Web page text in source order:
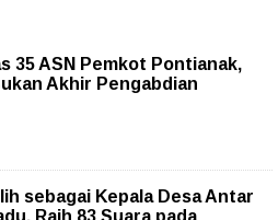
35 ASN Pemkot Pontianak,
Akhir Pengabdian
sebagai Kepala Desa Antar
Raih 83 Suara pada